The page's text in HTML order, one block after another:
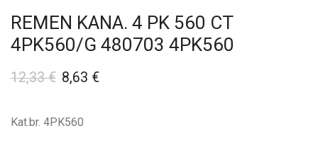
REMEN KANA. 4 PK 560 CT
4PK560/G 480703 4PK560
12,33€ 8,63 €
Kat.br. 4PK560